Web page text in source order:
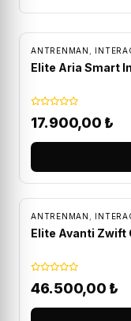
ÜCRETSIZ KARGO
ANTRENMAN
Elite Aria Smart
17.900,00 ₺
ANTRENMAN
Elite Avanti Zwift
46.500,00 ₺